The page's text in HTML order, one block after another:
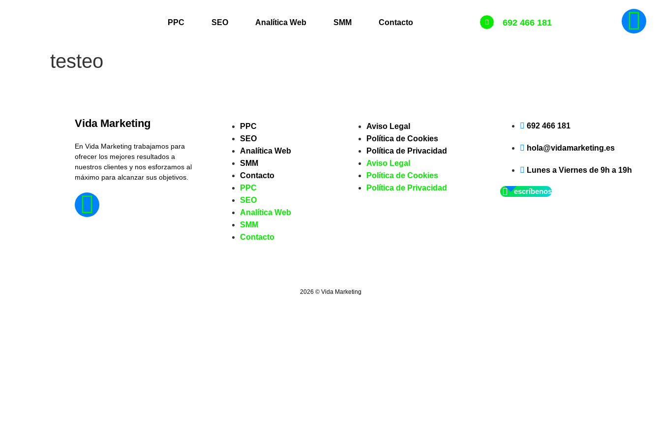
PPC SEO Analítica Web SMM Contacto 692 466 181
testeo
Vida Marketing
En Vida Marketing trabajamos para
ofrecer los mejores resultados a
nuestros clientes y nos esforzamos al
máximo para alcanzar sus objetivos.
PPC
SEO
Analítica Web
SMM
Contacto
PPC
SEO
Analítica Web
SMM
Contacto
Aviso Legal
Política de Cookies
Política de Privacidad
Aviso Legal
Política de Cookies
Política de Privacidad
692 466 181
hola@vidamarketing.es
Lunes a Viernes de 9h a 19h
escríbenos
2026 © Vida Marketing